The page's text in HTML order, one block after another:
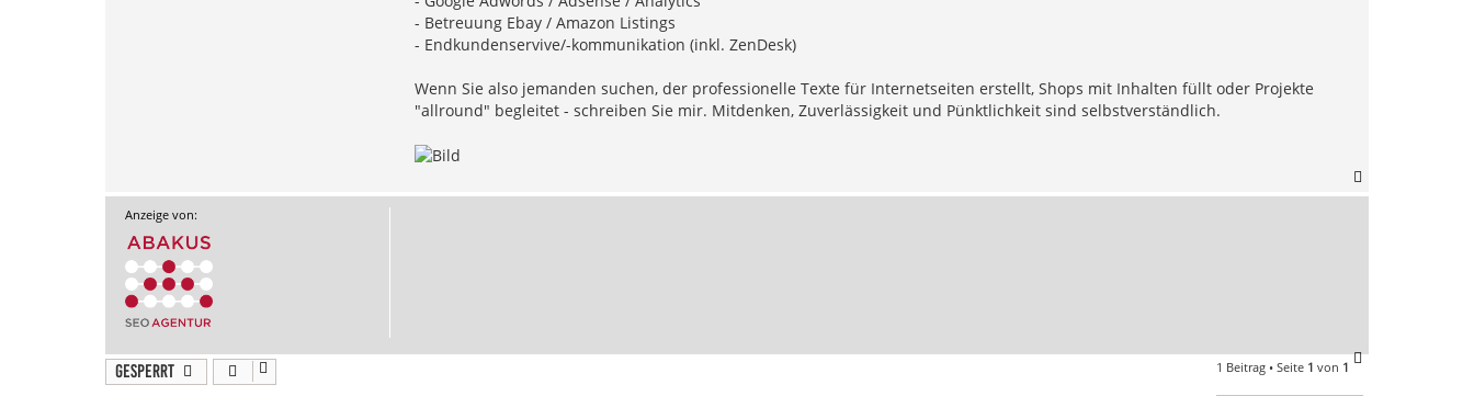
- Betreuung Ebay / Amazon Listings
- Endkundenservive/-kommunikation (inkl. ZenDesk)
Wenn Sie also jemanden suchen, der professionelle Texte für Internetseiten erstellt, Shops mit Inhalten füllt oder Projekte
"allround" begleitet - schreiben Sie mir. Mitdenken, Zuverlässigkeit und Pünktlichkeit sind selbstverständlich.
a
Anzeige von:
N
Gesperrt 1 Beitrag • Seite 1 von 1